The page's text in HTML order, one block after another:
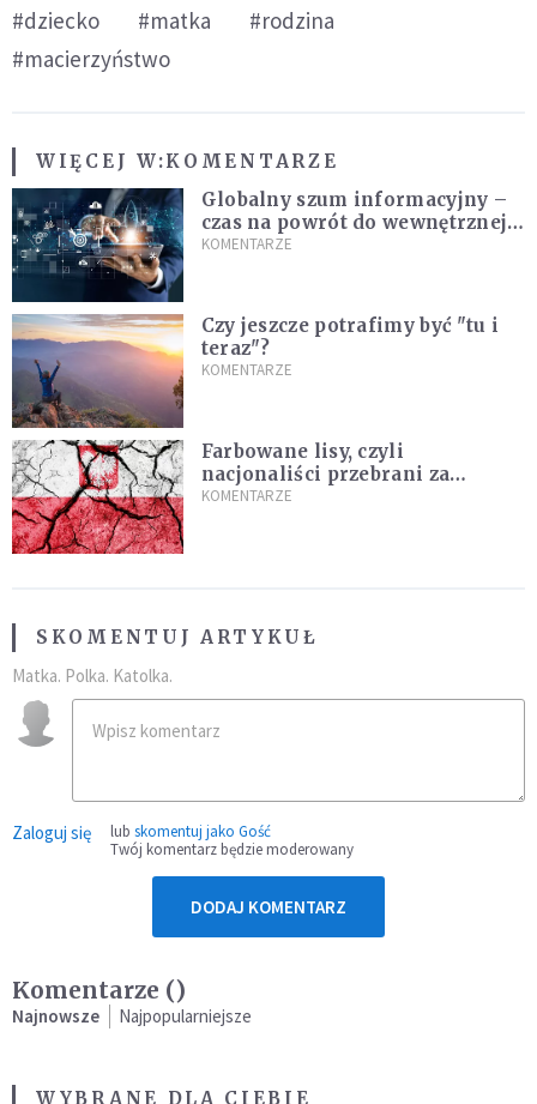
#dziecko #matka
#rodzina
#macierzyństwo
WIĘCEJ W:KOMENTARZE
Globalny szum informacyjny –
czas na powrót do wewnętrznej
prawdy
KOMENTARZE
Czy jeszcze potrafimy być "tu i
teraz"?
KOMENTARZE
Farbowane lisy, czyli
nacjonaliści przebrani za
chrześcijan
KOMENTARZE
SKOMENTUJ ARTYKUŁ
Matka. Polka. Katolka.
Zaloguj się lub skomentuj jako Gość
Twój komentarz będzie moderowany
DODAJ KOMENTARZ
Komentarze ()
Najnowsze Najpopularniejsze
WYBRANE DLA CIEBIE